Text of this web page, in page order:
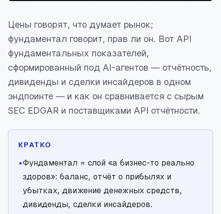
Цены говорят, что думает рынок;
фундаментал говорит, прав ли он. Вот API
фундаментальных показателей,
сформированный под AI-агентов — отчётность,
дивиденды и сделки инсайдеров в одном
эндпоинте — и как он сравнивается с сырым
SEC EDGAR и поставщиками API отчётности.
КРАТКО
•Фундаментал = слой «а бизнес-то реально
здоров»: баланс, отчёт о прибылях и
убытках, движение денежных средств,
дивиденды, сделки инсайдеров.